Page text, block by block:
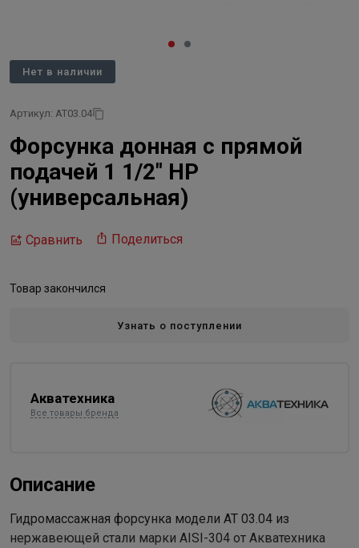
Нет в наличии
Артикул: АТ03.04
Форсунка донная с прямой
подачей 1 1/2" НР
(универсальная)
Сравнить Поделиться
Товар закончился
Узнать о поступлении
Акватехника
Все товары бренда
Описание
Гидромассажная форсунка модели АТ 03.04 из
нержавеющей стали марки AISI-304 от Акватехника